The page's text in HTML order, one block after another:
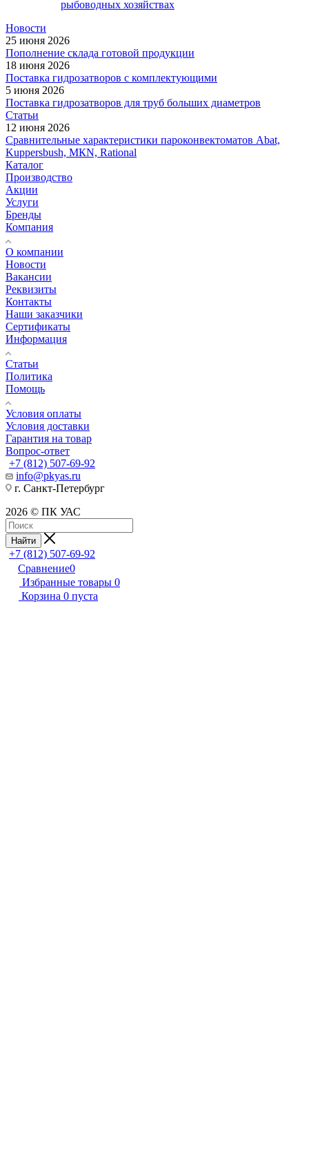
рыбоводных хозяйствах
Новости
25 июня 2026
Пополнение склада готовой продукции
18 июня 2026
Поставка гидрозатворов с комплектующими
5 июня 2026
Поставка гидрозатворов для труб больших диаметров
Статьи
12 июня 2026
Сравнительные характеристики пароконвектоматов Abat,
Kuppersbush, МКN, Rational
Каталог
Производство
Акции
Услуги
Бренды
Компания
О компании
Новости
Вакансии
Реквизиты
Контакты
Наши заказчики
Сертификаты
Информация
Статьи
Политика
Помощь
Условия оплаты
Условия доставки
Гарантия на товар
Вопрос-ответ
+7 (812) 507-69-92
info@pkyas.ru
г. Санкт-Петербург
2026 © ПК УАС
Найти
+7 (812) 507-69-92
Сравнение0
Избранные товары 0
Корзина 0 пуста